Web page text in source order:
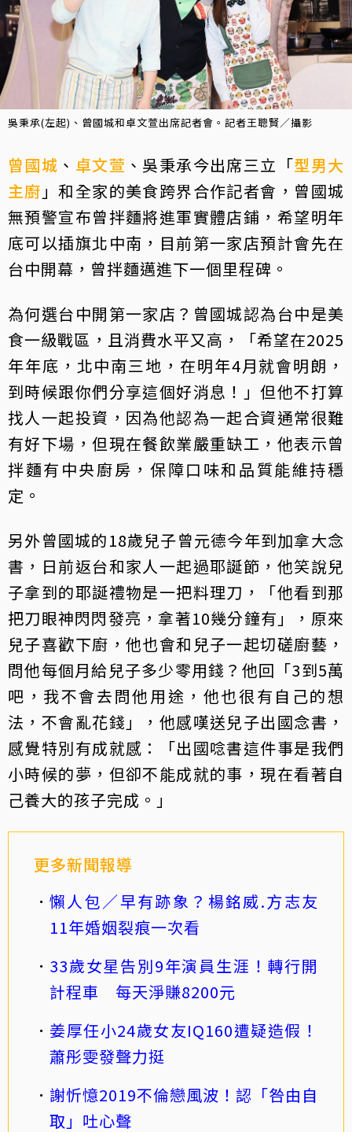
吳秉承(左起)、曾國城和卓文萱出席記者會。記者王聰賢／攝影
曾國城 、 卓文萱 、吳秉承今出席三立「型男大
主廚 」和全家的美食跨界合作記者會，曾國城
無預警宣布曾拌麵將進軍實體店鋪，希望明年
底可以插旗北中南，目前第一家店預計會先在
台中開幕，曾拌麵邁進下一個里程碑。
為何選台中開第一家店？曾國城認為台中是美
食一級戰區，且消費水平又高，「希望在2025
年年底，北中南三地，在明年4月就會明朗，
到時候跟你們分享這個好消息！」但他不打算
找人一起投資，因為他認為一起合資通常很難
有好下場，但現在餐飲業嚴重缺工，他表示曾
拌麵有中央廚房，保障口味和品質能維持穩
定。
另外曾國城的18歲兒子曾元德今年到加拿大念
書，日前返台和家人一起過耶誕節，他笑說兒
子拿到的耶誕禮物是一把料理刀，「他看到那
把刀眼神閃閃發亮，拿著10幾分鐘有」，原來
兒子喜歡下廚，他也會和兒子一起切磋廚藝，
問他每個月給兒子多少零用錢？他回「3到5萬
吧，我不會去問他用途，他也很有自己的想
法，不會亂花錢」，他感嘆送兒子出國念書，
感覺特別有成就感：「出國唸書這件事是我們
小時候的夢，但卻不能成就的事，現在看著自
己養大的孩子完成。」
更多新聞報導
懶人包／早有跡象？楊銘威.方志友
11年婚姻裂痕一次看
33歲女星告別9年演員生涯！轉行開
計程車 每天淨賺8200元
姜厚任小24歲女友IQ160遭疑造假！
蕭彤雯發聲力挺
謝忻憶2019不倫戀風波！認「咎由自
取」吐心聲